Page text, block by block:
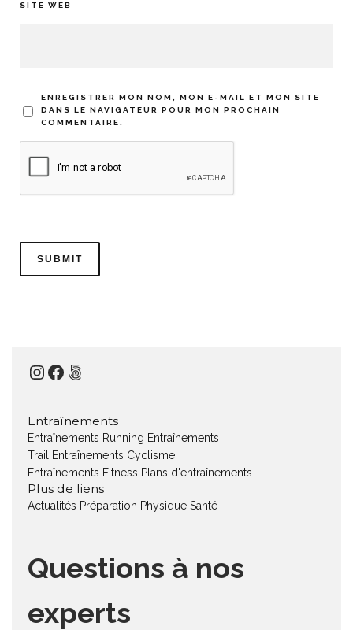
SITE WEB
ENREGISTRER MON NOM, MON E-MAIL ET MON SITE
DANS LE NAVIGATEUR POUR MON PROCHAIN
COMMENTAIRE.
Instagram
Facebook
500px
Entraînements
Entraînements Running Entraînements
Trail
Entraînements Cyclisme
Entraînements Fitness Plans d'entraînements
Plus de liens
Actualités Préparation Physique Santé
Questions à nos
experts